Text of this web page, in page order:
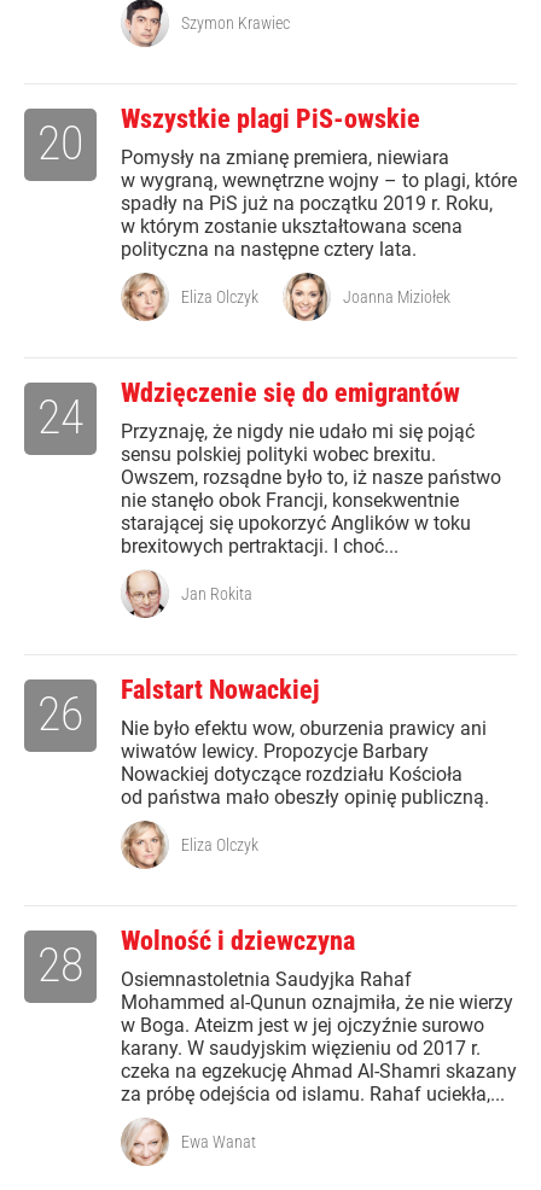
Szymon Krawiec
Wszystkie plagi PiS-owskie
Pomysły na zmianę premiera, niewiara
w wygraną, wewnętrzne wojny – to plagi, które
spadły na PiS już na początku 2019 r. Roku,
w którym zostanie ukształtowana scena
polityczna na następne cztery lata.
20
Eliza Olczyk Joanna Miziołek
Wdzięczenie się do emigrantów
Przyznaję, że nigdy nie udało mi się pojąć
sensu polskiej polityki wobec brexitu.
Owszem, rozsądne było to, iż nasze państwo
nie stanęło obok Francji, konsekwentnie
starającej się upokorzyć Anglików w toku
brexitowych pertraktacji. I choć...
24
Jan Rokita
Falstart Nowackiej
Nie było efektu wow, oburzenia prawicy ani
wiwatów lewicy. Propozycje Barbary
Nowackiej dotyczące rozdziału Kościoła
od państwa mało obeszły opinię publiczną.
26
Eliza Olczyk
Wolność i dziewczyna
Osiemnastoletnia Saudyjka Rahaf
Mohammed al-Qunun oznajmiła, że nie wierzy
w Boga. Ateizm jest w jej ojczyźnie surowo
karany. W saudyjskim więzieniu od 2017 r.
czeka na egzekucję Ahmad Al-Shamri skazany
za próbę odejścia od islamu. Rahaf uciekła,...
28
Ewa Wanat